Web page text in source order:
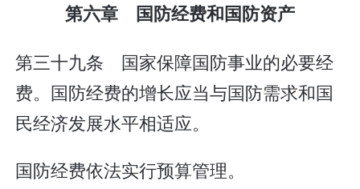
第六章 国防经费和国防资产
第三十九条 国家保障国防事业的必要经
费。国防经费的增长应当与国防需求和国
民经济发展水平相适应。
国防经费依法实行预算管理。